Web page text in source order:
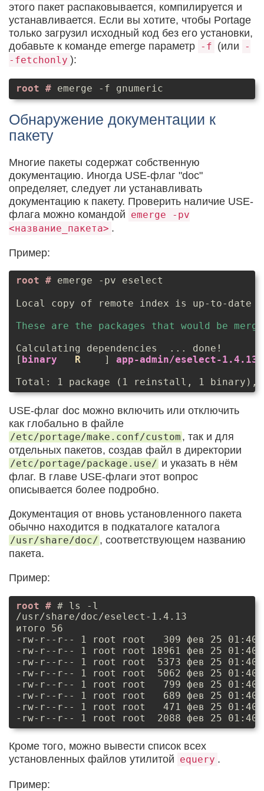
этого пакет распаковывается, компилируется и
устанавливается. Если вы хотите, чтобы Portage
только загрузил исходный код без его установки,
добавьте к команде emerge параметр -f (или
-
-fetchonly ):
emerge -f gnumeric
Обнаружение документации к
пакету
Многие пакеты содержат собственную
документацию. Иногда USE-флаг "doc"
определяет, следует ли устанавливать
документацию к пакету. Проверить наличие USE-
флага можно командой emerge -pv
<название_пакета> .
Пример:
emerge -pv eselect
Local copy of remote index is up-to-date
These are the packages that would be
Calculating dependencies  ... done!
[ binary R
    ]
app-admin/eselect-
Total: 1 package (1 reinstall, 1 binary),
USE-флаг doc можно включить или отключить
как глобально в файле
/etc/portage/make.conf/custom , так и для
отдельных пакетов, создав файл в директории
/etc/portage/package.use/ и указать в нём
флаг. В главе USE-флаги этот вопрос
описывается более подробно.
Документация от вновь установленного пакета
обычно находится в подкаталоге каталога
/usr/share/doc/ , соответствующем названию
пакета.
Пример:
# ls -l
/usr/share/doc/eselect-1.4.13
итого 56
-rw-r--r-- 1 root root   309 фев 25 01:40
-rw-r--r-- 1 root root 18961 фев 25 01:40
-rw-r--r-- 1 root root  5373 фев 25 01:40
-rw-r--r-- 1 root root  5062 фев 25 01:40
-rw-r--r-- 1 root root   799 фев 25 01:40
-rw-r--r-- 1 root root   689 фев 25 01:40
-rw-r--r-- 1 root root   471 фев 25 01:40
-rw-r--r-- 1 root root  2088 фев 25 01:40
Кроме того, можно вывести список всех
установленных файлов утилитой equery .
Пример: